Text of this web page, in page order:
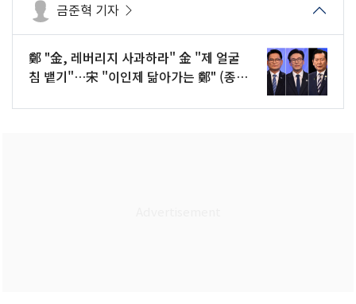
금준혁 기자
鄭 "金, 레버리지 사과하라" 金 "제 얼굴
침 뱉기"…宋 "이인제 닮아가는 鄭" (종